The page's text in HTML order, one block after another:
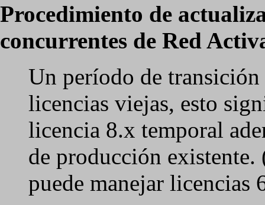
Procedimiento de
concurrentes de Red
Un período de
licencias viejas, esto
licencia 8.x temporal
de producción
puede manejar licencias